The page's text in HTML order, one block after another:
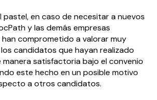
pastel, en caso de necesitar a nuevos
y las demás empresas
comprometido a valorar muy
candidatos que hayan realizado
satisfactoria bajo el convenio
este hecho en un posible motivo
a otros candidatos.